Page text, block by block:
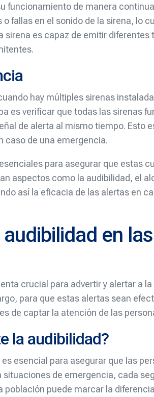
funcionamiento de manera
fallas en el sonido de la sirena, lo
sirena es capaz de emitir diferentes
hay múltiples sirenas
es verificar que todas las sirenas
de alerta al mismo tiempo. Esto
caso de una emergencia.
para asegurar que estas
aspectos como la audibilidad, el
así la eficacia de las alertas en
en
crucial para advertir y alertar a
para que estas alertas sean
de captar la atención de las
la audibilidad?
esencial para asegurar que las
situaciones de emergencia, cada
puede marcar la